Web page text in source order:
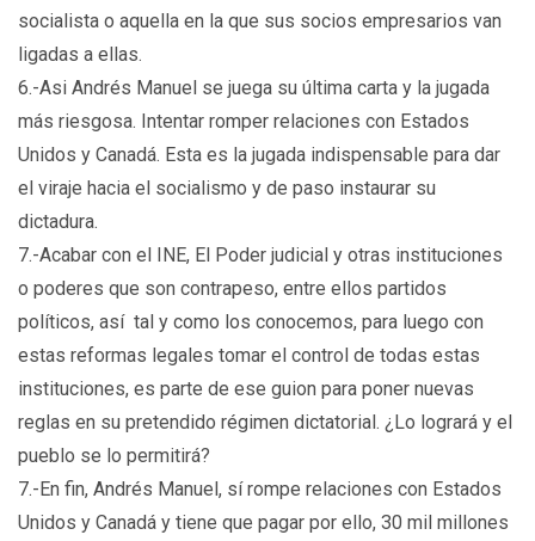
socialista o aquella en la que sus socios empresarios van
ligadas a ellas.
6.-Asi Andrés Manuel se juega su última carta y la jugada
más riesgosa. Intentar romper relaciones con Estados
Unidos y Canadá. Esta es la jugada indispensable para dar
el viraje hacia el socialismo y de paso instaurar su
dictadura.
7.-Acabar con el INE, El Poder judicial y otras instituciones
o poderes que son contrapeso, entre ellos partidos
políticos, así tal y como los conocemos, para luego con
estas reformas legales tomar el control de todas estas
instituciones, es parte de ese guion para poner nuevas
reglas en su pretendido régimen dictatorial. ¿Lo logrará y el
pueblo se lo permitirá?
7.-En fin, Andrés Manuel, sí rompe relaciones con Estados
Unidos y Canadá y tiene que pagar por ello, 30 mil millones